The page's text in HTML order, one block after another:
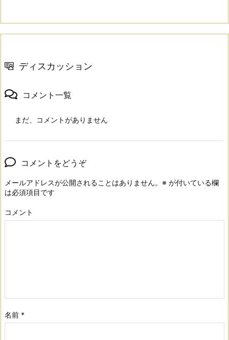
ディスカッション
コメント一覧
まだ、コメントがありません
コメントをどうぞ
メールアドレスが公開されることはありません。 ※ が付いている欄
は必須項目です
コメント
名前 *